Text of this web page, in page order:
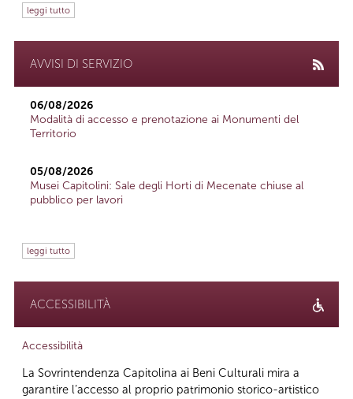
leggi tutto
AVVISI DI SERVIZIO
06/08/2026
Modalità di accesso e prenotazione ai Monumenti del
Territorio
05/08/2026
Musei Capitolini: Sale degli Horti di Mecenate chiuse al
pubblico per lavori
leggi tutto
ACCESSIBILITÀ
Accessibilità
La Sovrintendenza Capitolina ai Beni Culturali mira a
garantire l’accesso al proprio patrimonio storico-artistico